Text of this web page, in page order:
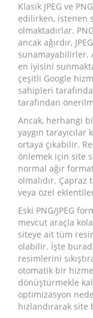
Klasik JPEG ve
edilirken, istenen
olmaktadırlar.
ancak ağırdır,
sunamayabilirler.
en iyisini
çeşitli Google
sahipleri
tarafından
Ancak, herhangi
yaygın
ortaya çıkabilir.
önlemek için site
normal ağır
olmalıdır.
veya özel
Eski PNG/JPEG
mevcut araçla
siteye ait tüm
olabilir. İşte
resimlerini
otomatik bir
dönüştürmekle
optimizasyon
hızlandırarak